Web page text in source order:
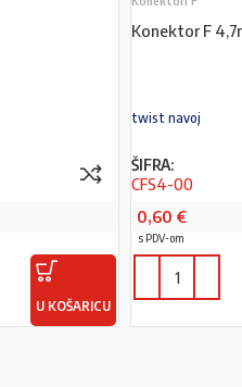
U KOŠARICU
Konektor F
twist navoj
ŠIFRA:
CFS4-00
0,60 €
s PDV-om